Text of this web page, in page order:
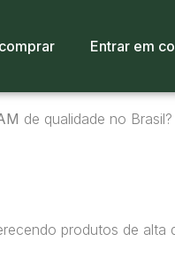
Entrar em
de qualidade no
produtos de alta